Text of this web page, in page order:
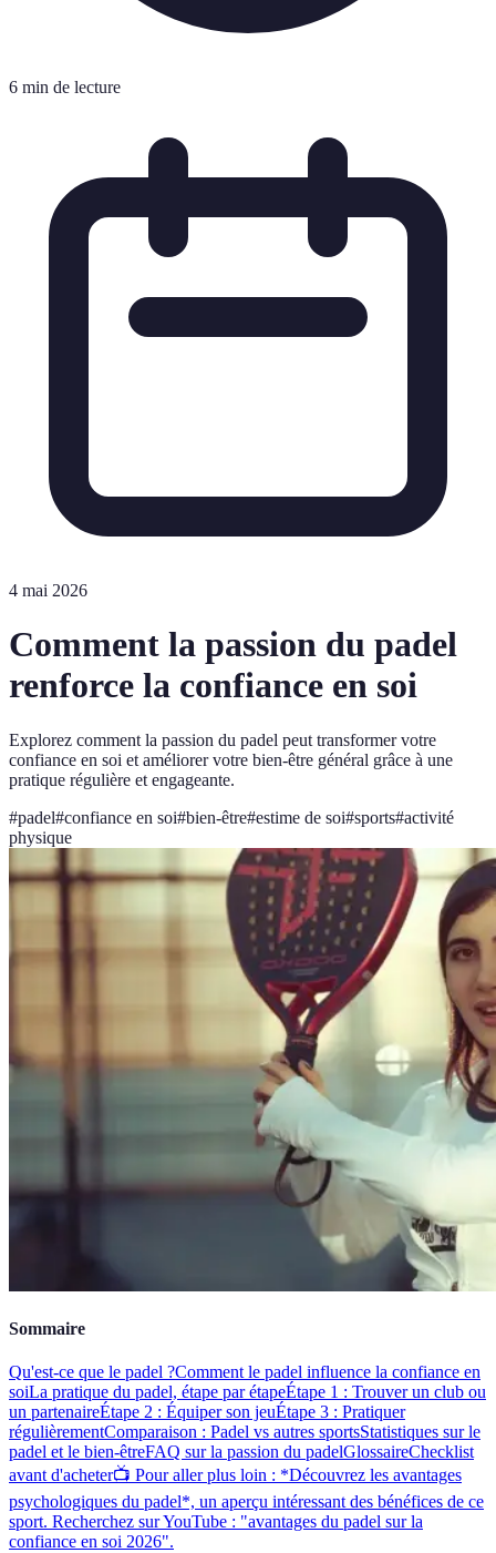
6 min de lecture
4 mai 2026
Comment la passion du padel
renforce la confiance en soi
Explorez comment la passion du padel peut transformer votre
confiance en soi et améliorer votre bien-être général grâce à une
pratique régulière et engageante.
#padel#confiance en soi#bien-être#estime de soi#sports#activité
physique
Sommaire
Qu'est-ce que le padel ?Comment le padel influence la confiance en
soiLa pratique du padel, étape par étapeÉtape 1 : Trouver un club ou
un partenaireÉtape 2 : Équiper son jeuÉtape 3 : Pratiquer
régulièrementComparaison : Padel vs autres sportsStatistiques sur le
padel et le bien-êtreFAQ sur la passion du padelGlossaireChecklist
avant d'acheter📺 Pour aller plus loin : *Découvrez les avantages
psychologiques du padel*, un aperçu intéressant des bénéfices de ce
sport. Recherchez sur YouTube : "avantages du padel sur la
confiance en soi 2026".